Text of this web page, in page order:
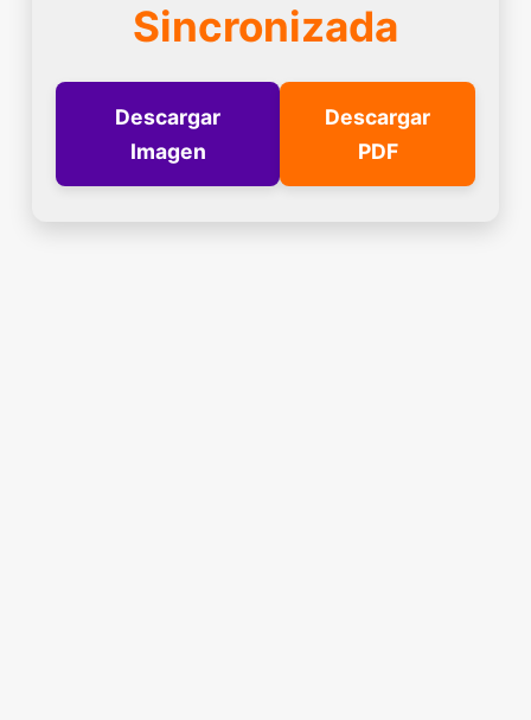
Sincronizada
Descargar
Imagen
Descargar
PDF